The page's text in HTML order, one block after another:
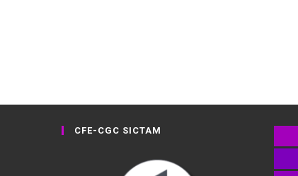
CFE-CGC SICTAM